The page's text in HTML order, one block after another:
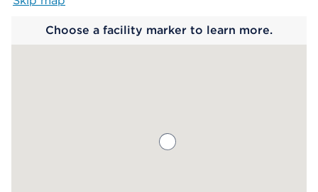
Choose a facility marker to learn more.